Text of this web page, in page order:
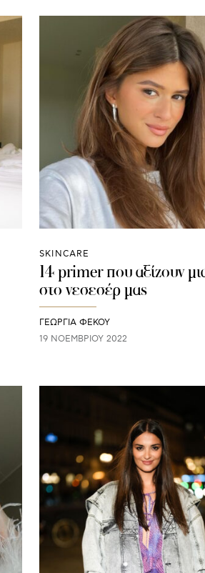
SKINCARE
14 primer που αξίζουν
στο νεσεσέρ μας
ΓΕΩΡΓΙΑ ΦΕΚΟΥ
19 ΝΟΕΜΒΡΊΟΥ 2022